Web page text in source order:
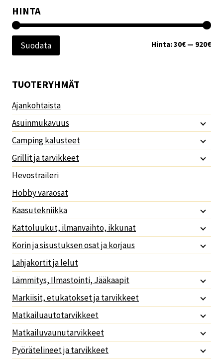
HINTA
Suodata Hinta:30€ — 920€
TUOTERYHMÄT
Ajankohtaista
Asuinmukavuus
Camping kalusteet
Grillit ja tarvikkeet
Hevostraileri
Hobby varaosat
Kaasutekniikka
Kattoluukut, ilmanvaihto, ikkunat
Korin ja sisustuksen osat ja korjaus
Lahjakortit ja lelut
Lämmitys, Ilmastointi, Jääkaapit
Markiisit, etukatokset ja tarvikkeet
Matkailuautotarvikkeet
Matkailuvaunutarvikkeet
Pyörätelineet ja tarvikkeet